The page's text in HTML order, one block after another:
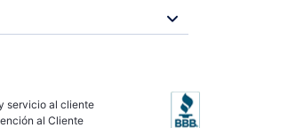
servicio al cliente
al Cliente